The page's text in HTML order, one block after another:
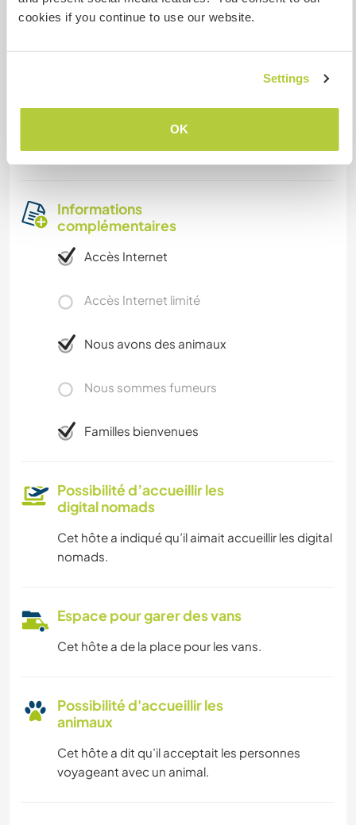
cookies if you continue to use our website.
Settings
OK
in their free time they can visit the monasteries in
museums. it can be reached by public transport,
in timpul liber pot vizita manastirile din zona,
excursii montane, vizitarea muzeelor. se poate
ajunge cu mijloace de transport in comun, pe jos.
Informations
complémentaires
Accès Internet
Accès Internet limité
Nous avons des animaux
Nous sommes fumeurs
Familles bienvenues
Possibilité d’accueillir les
digital nomads
Cet hôte a indiqué qu’il aimait accueillir les digital
nomads.
Espace pour garer des vans
Cet hôte a de la place pour les vans.
Possibilité d'accueillir les
animaux
Cet hôte a dit qu’il acceptait les personnes
voyageant avec un animal.